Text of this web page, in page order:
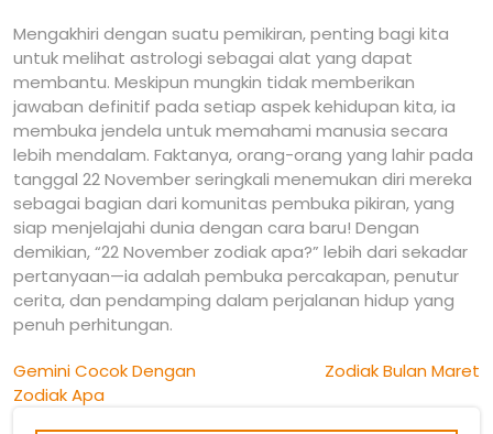
Mengakhiri dengan suatu pemikiran, penting bagi kita
untuk melihat astrologi sebagai alat yang dapat
membantu. Meskipun mungkin tidak memberikan
jawaban definitif pada setiap aspek kehidupan kita, ia
membuka jendela untuk memahami manusia secara
lebih mendalam. Faktanya, orang-orang yang lahir pada
tanggal 22 November seringkali menemukan diri mereka
sebagai bagian dari komunitas pembuka pikiran, yang
siap menjelajahi dunia dengan cara baru! Dengan
demikian, “22 November zodiak apa?” lebih dari sekadar
pertanyaan—ia adalah pembuka percakapan, penutur
cerita, dan pendamping dalam perjalanan hidup yang
penuh perhitungan.
Post
navigation
Gemini Cocok Dengan
Zodiak Apa
Zodiak Bulan Maret